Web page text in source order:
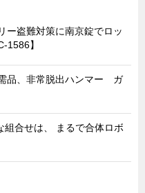
ー盗難対策に南京錠でロッ
1586】
品、非常脱出ハンマー ガ
組合せは、 まるで合体ロボ